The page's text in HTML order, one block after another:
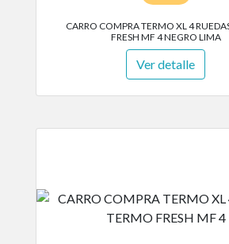
CARRO COMPRA TERMO XL 4
FRESH MF 4 NEGRO LIMA
Ver detalle